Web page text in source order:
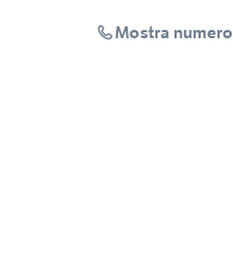
Mostra numero